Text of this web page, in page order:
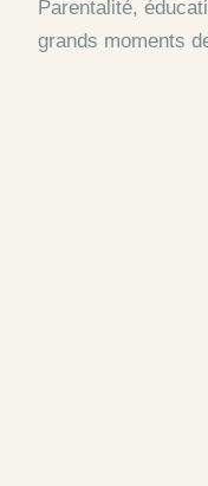
Parentalité,
grands moments